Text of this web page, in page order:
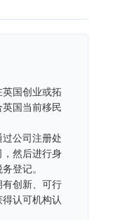
国创业或拓
国当前移民
公司注册处
然后进行身
登记。
创新、可行
认可机构认